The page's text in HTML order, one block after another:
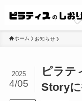
ホーム お知らせ
ピラテ
Storyに
2025
4/05